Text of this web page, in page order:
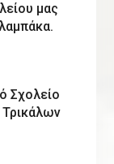
μας
Σχολείο